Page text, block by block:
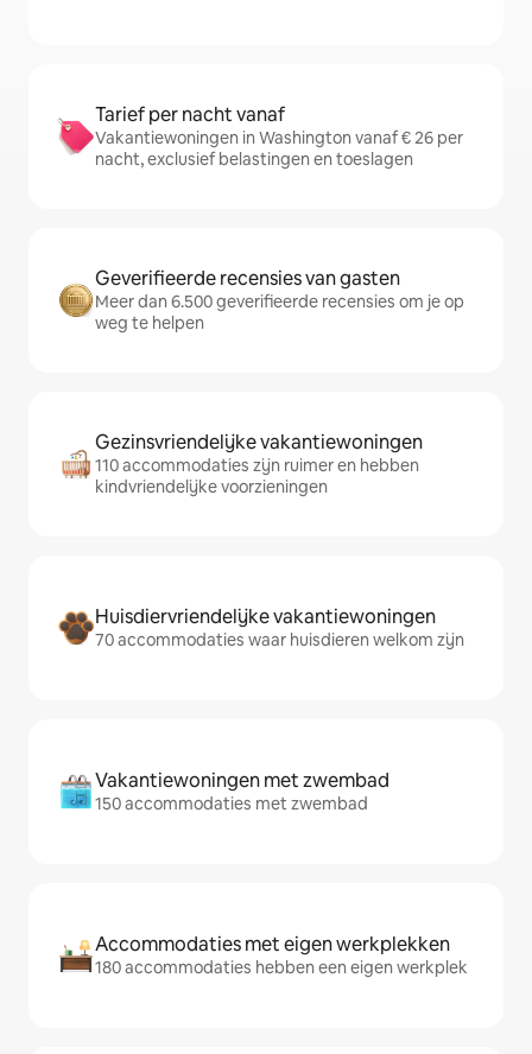
Tarief per nacht vanaf
Vakantiewoningen in Washington vanaf € 26 per
nacht, exclusief belastingen en toeslagen
Geverifieerde recensies van gasten
Meer dan 6.500 geverifieerde recensies om je op
weg te helpen
Gezinsvriendelijke vakantiewoningen
110 accommodaties zijn ruimer en hebben
kindvriendelijke voorzieningen
Huisdiervriendelijke vakantiewoningen
70 accommodaties waar huisdieren welkom zijn
Vakantiewoningen met zwembad
150 accommodaties met zwembad
Accommodaties met eigen werkplekken
180 accommodaties hebben een eigen werkplek